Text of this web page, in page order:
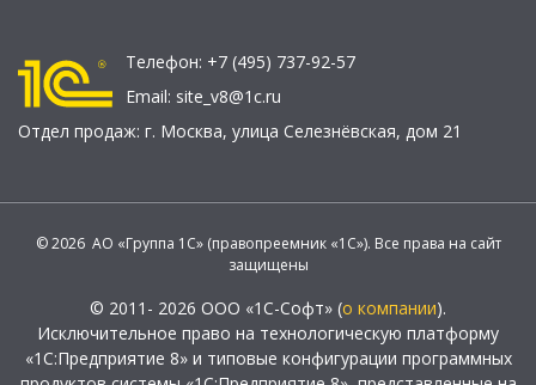
Телефон: +7 (495) 737-92-57
Email: site_v8@1c.ru
Отдел продаж: г. Москва, улица Селезнёвская, дом 21
© 2026 АО «Группа 1С» (правопреемник «1С»). Все права на сайт
защищены
© 2011- 2026 ООО «1С-Софт» (о компании).
Исключительное право на технологическую платформу
«1С:Предприятие 8» и типовые конфигурации программных